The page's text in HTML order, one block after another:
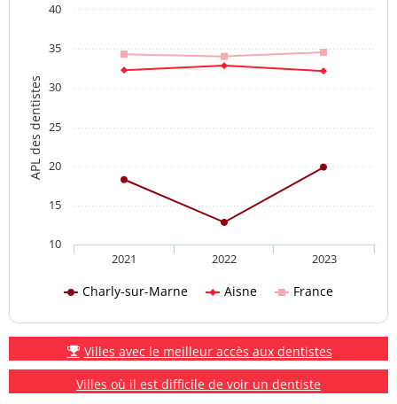
APL des dentistes
Charly-sur-Marne Aisne France
2021 2022 2023
10
15
20
25
30
35
40
Villes avec le meilleur accès aux dentistes
Villes où il est difficile de voir un dentiste